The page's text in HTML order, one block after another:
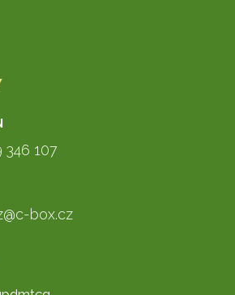
346 107
box.cz